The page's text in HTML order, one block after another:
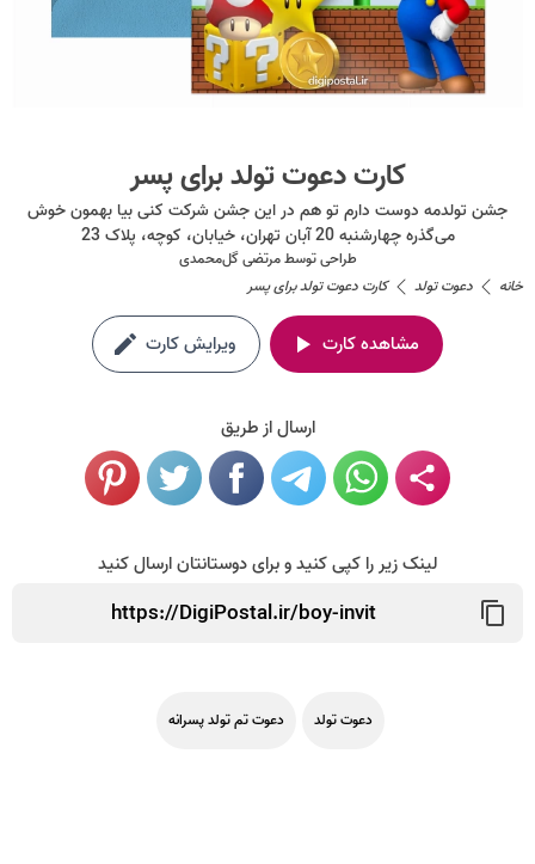
کارت دعوت تولد برای پسر
جشن تولدمه دوست دارم تو هم در این جشن شرکت کنی بیا بهمون خوش
می‌گذره چهارشنبه 20 آبان تهران، خیابان، کوچه، پلاک 23
طراحی توسطمرتضی گل‌محمدی
خانه
دعوت تولد کارت دعوت تولد برای پسر
مشاهده کارت ویرایش کارت
ارسال از طریق
لینک زیر را کپی کنید و برای دوستانتان ارسال کنید
دعوت تولد دعوت تم تولد پسرانه